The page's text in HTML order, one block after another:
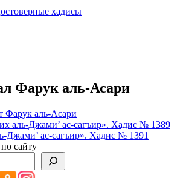
хадисы
Фарук аль-Асари
Фарук аль-Асари
аль-Джами’ ас-сагъир». Хадис № 1389
Джами’ ас-сагъир». Хадис № 1391
сайту